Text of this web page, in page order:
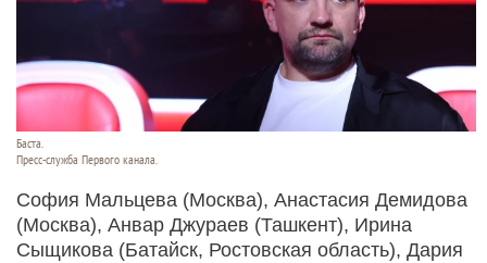
Баста.
Пресс-служба Первого канала.
София Мальцева (Москва), Анастасия Демидова
(Москва), Анвар Джураев (Ташкент), Ирина
Сыщикова (Батайск, Ростовская область), Дария